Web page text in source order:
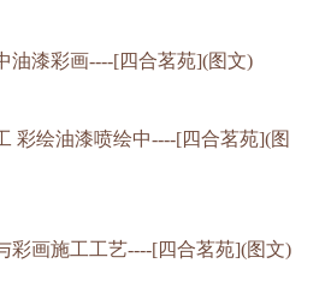
油漆彩画----[四合茗苑](图文)
彩绘油漆喷绘中----[四合茗苑](图
彩画施工工艺----[四合茗苑](图文)